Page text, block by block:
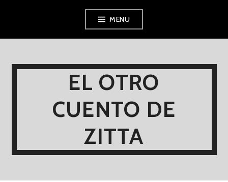
MENU
EL OTRO
CUENTO DE
ZITTA